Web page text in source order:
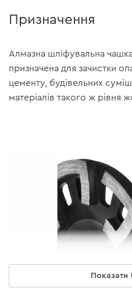
Призначення
Алмазна шліфувальна
призначена для зачистки
цементу, будівельних
матеріалів такого ж рівня
Показати